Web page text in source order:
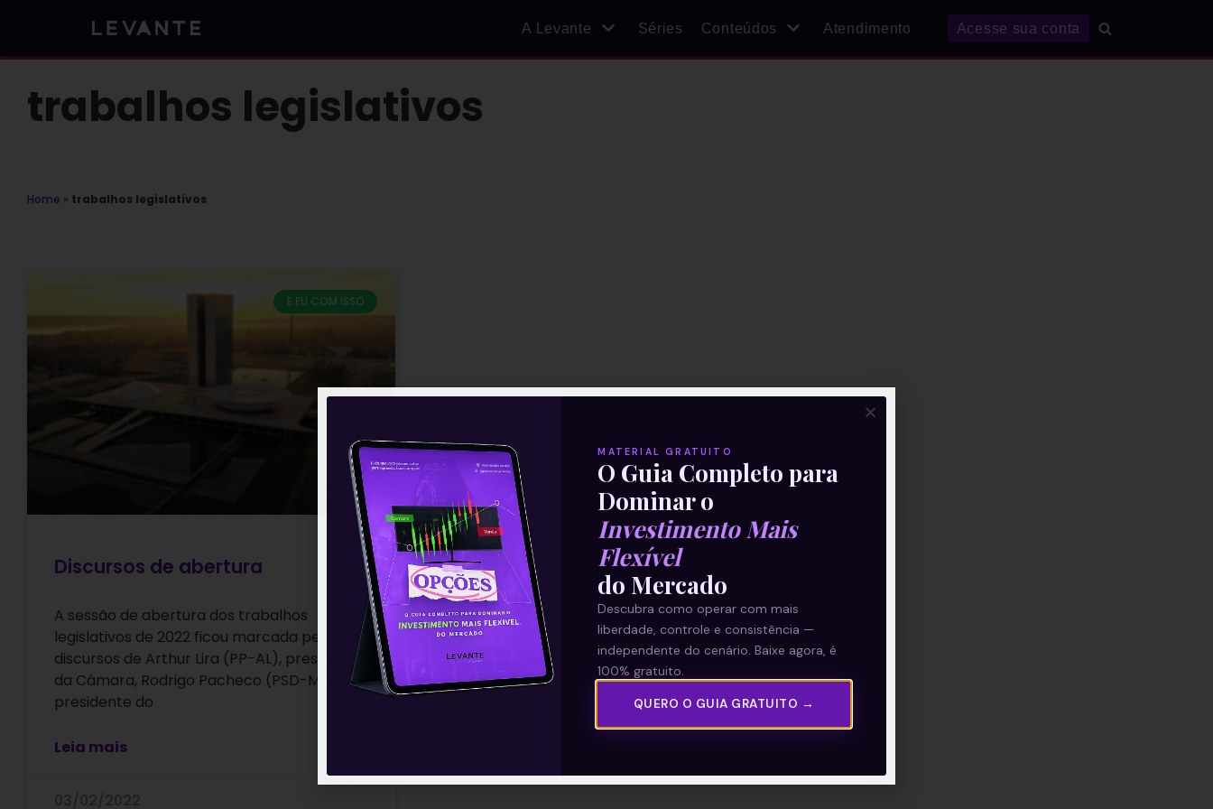
A Levante Séries Conteúdos Atendimento Acesse sua conta
trabalhos legislativos
Home » trabalhos legislativos
E EU COM ISSO
Discursos de abertura
A sessão de abertura dos trabalhos
legislativos de 2022 ficou marcada pelos
discursos de Arthur Lira (PP-AL), presidente
da Câmara, Rodrigo Pacheco (PSD-MG),
presidente do
Leia mais
MATERIAL GRATUITO
O Guia Completo para
Dominar o
Investimento Mais
Flexível
do Mercado
Descubra como operar com mais
liberdade, controle e consistência —
independente do cenário. Baixe agora, é
100% gratuito.
QUERO O GUIA GRATUITO →